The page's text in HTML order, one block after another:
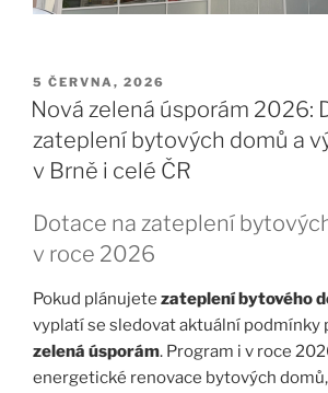
PUBLIKOVÁNO
5 ČERVNA, 2026
Nová zelená úsporám 2026:
zateplení bytových domů a
v Brně i celé ČR
Dotace na zateplení
v roce 2026
Pokud plánujete zateplení bytového
vyplatí se sledovat aktuální podmínky
zelená úsporám. Program i v roce
energetické renovace bytových